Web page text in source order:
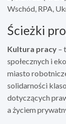
Wschód, RPA,
Ścieżki
Kultura pracy –
społecznych i
miasto
solidarności
dotyczących
a życiem